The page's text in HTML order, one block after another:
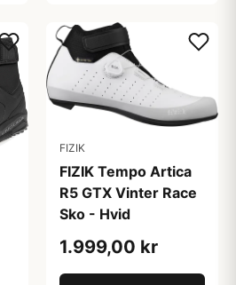
FIZIK
FIZIK Tempo Artica
R5 GTX Vinter Race
Sko - Hvid
1.999,00 kr